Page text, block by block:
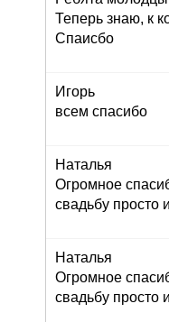
Теперь знаю, к
Спаисбо
Игорь
всем спасибо
Наталья
Огромное
свадьбу
Наталья
Огромное
свадьбу